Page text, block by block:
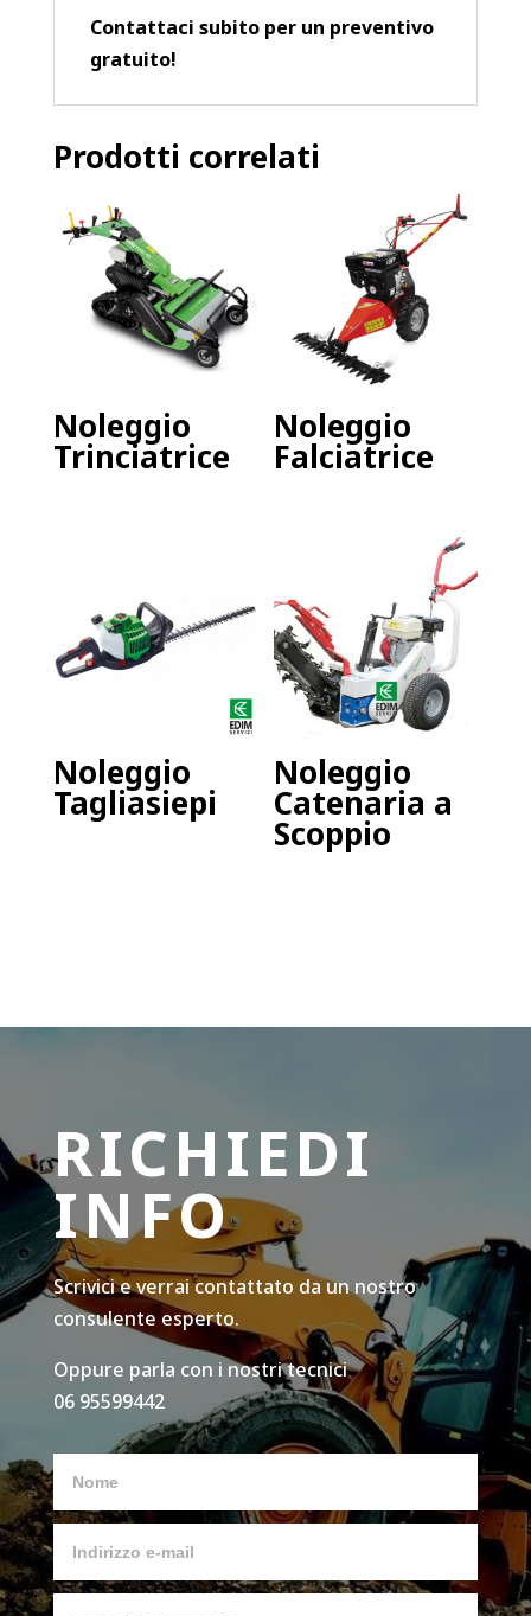
Contattaci subito per un preventivo
gratuito!
Prodotti correlati
Noleggio
Trinciatrice
Noleggio
Falciatrice
Noleggio
Tagliasiepi
Noleggio
Catenaria a
Scoppio
RICHIEDI
INFO
Scrivici e verrai contattato da un nostro
consulente esperto.
Oppure parla con i nostri tecnici
06 95599442